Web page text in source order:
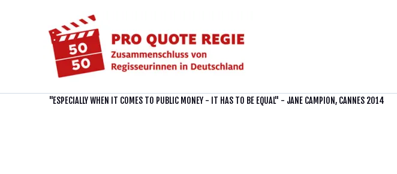
"ESPECIALLY WHEN IT COMES TO PUBLIC MONEY - IT HAS TO BE EQUAL" - JANE CAMPION, CANNES 2014